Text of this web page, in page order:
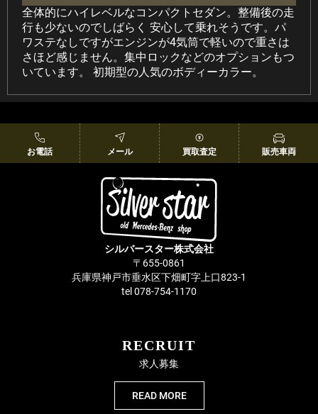
全体的にハイレベルなコンパクトセダン。整備後の走
行も少ないのでしばらく 安心して乗れそうです。パ
ワステなしですがエンジンが4気筒で軽いので重さは
さほど感じません。集中ロックなどのオプションもつ
いています。 初期型の人気のボディーカラー。
お電話 メール 買取査定 販売車両
シルバースター株式会社
〒655-0861
兵庫県神戸市垂水区下畑町字上口823-1
tel 078-754-1170
RECRUIT
求人募集
READ MORE